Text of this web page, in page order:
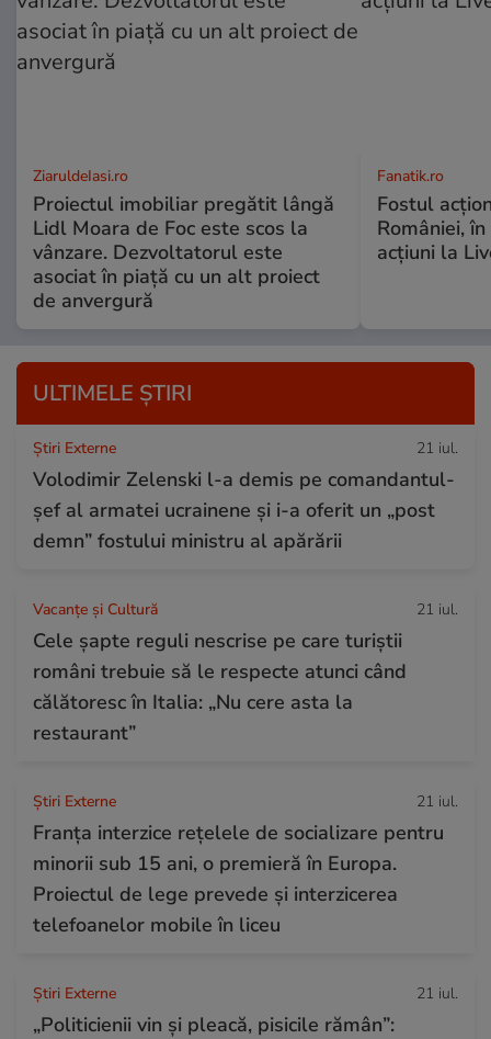
ZiaruldeIasi.ro
Proiectul imobiliar pregătit lângă
Lidl Moara de Foc este scos la
vânzare. Dezvoltatorul este
asociat în piață cu un alt proiect
de anvergură
Fanatik.ro
Fostul
României,
acțiuni la
ULTIMELE ȘTIRI
Știri Externe 21 iul.
Volodimir Zelenski l-a demis pe comandantul-
șef al armatei ucrainene și i-a oferit un „post
demn” fostului ministru al apărării
Vacanțe și Cultură 21 iul.
Cele șapte reguli nescrise pe care turiștii
români trebuie să le respecte atunci când
călătoresc în Italia: „Nu cere asta la
restaurant”
Știri Externe 21 iul.
Franța interzice rețelele de socializare pentru
minorii sub 15 ani, o premieră în Europa.
Proiectul de lege prevede şi interzicerea
telefoanelor mobile în liceu
Știri Externe 21 iul.
„Politicienii vin și pleacă, pisicile rămân”: